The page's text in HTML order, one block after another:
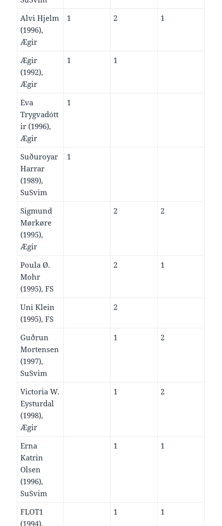
Alvi Hjelm
(1996),
Ægir
1 2 1
Ægir
(1992),
Ægir
1 1
Eva
Trygvadótt
ir (1996),
Ægir
1
Suðuroyar
Harrar
(1989),
SuSvim
1
Sigmund
Mørkøre
(1995),
Ægir
2 2
Poula Ø.
Mohr
(1995), FS
2 1
Uni Klein
(1995), FS
2
Guðrun
Mortensen
(1997),
SuSvim
1 2
Victoria W.
Eysturdal
(1998),
Ægir
1 2
Erna
Katrin
Olsen
(1996),
SuSvim
1 1
FLOT1
(1994),
1 1